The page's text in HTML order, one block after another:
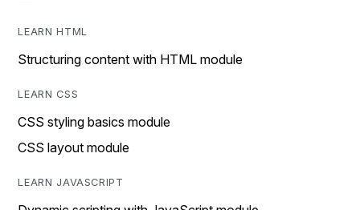
LEARN HTML
Structuring content with HTML module
LEARN CSS
CSS styling basics module
CSS layout module
LEARN JAVASCRIPT